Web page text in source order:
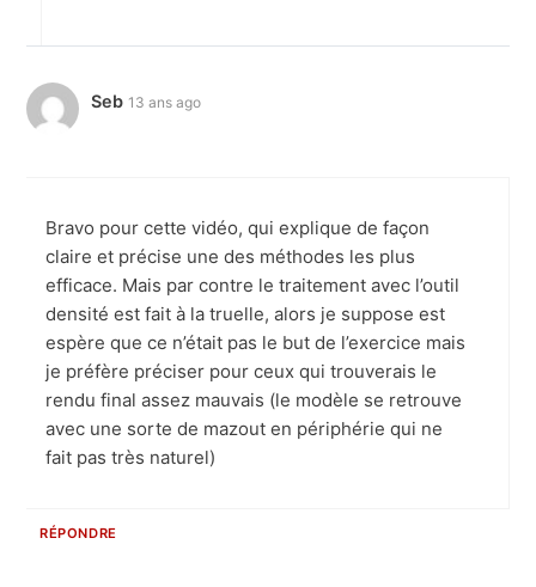
Seb 13 ans ago
Bravo pour cette vidéo, qui explique de façon
claire et précise une des méthodes les plus
efficace. Mais par contre le traitement avec l’outil
densité est fait à la truelle, alors je suppose est
espère que ce n’était pas le but de l’exercice mais
je préfère préciser pour ceux qui trouverais le
rendu final assez mauvais (le modèle se retrouve
avec une sorte de mazout en périphérie qui ne
fait pas très naturel)
RÉPONDRE